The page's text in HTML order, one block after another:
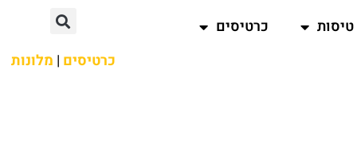
טיסות
כרטיסים
כרטיסים | מלונות